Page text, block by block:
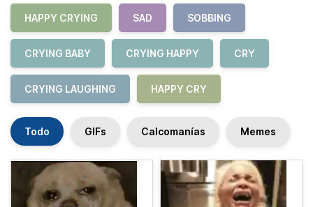
HAPPY CRYING SAD SOBBING
CRYING BABY CRYING HAPPY CRY
CRYING LAUGHING HAPPY CRY
Todo GIFs Calcomanías Memes